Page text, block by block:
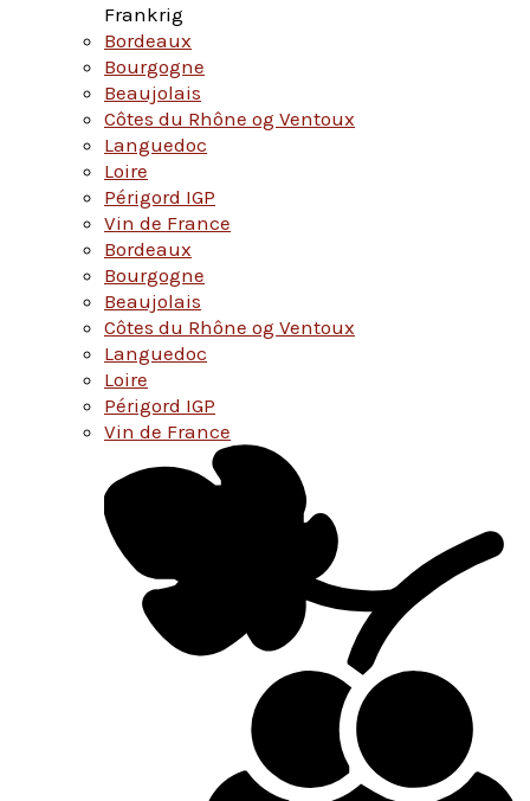
Frankrig
Bordeaux
Bourgogne
Beaujolais
Côtes du Rhône og Ventoux
Languedoc
Loire
Périgord IGP
Vin de France
Bordeaux
Bourgogne
Beaujolais
Côtes du Rhône og Ventoux
Languedoc
Loire
Périgord IGP
Vin de France